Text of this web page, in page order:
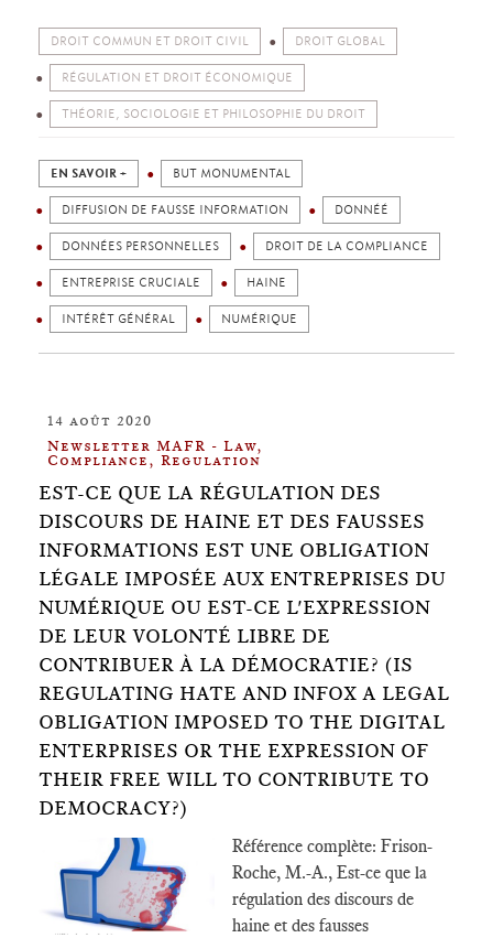
DROIT COMMUN ET DROIT CIVIL DROIT GLOBAL
RÉGULATION ET DROIT ÉCONOMIQUE
THÉORIE, SOCIOLOGIE ET PHILOSOPHIE DU DROIT
EN SAVOIR + BUT MONUMENTAL
DIFFUSION DE FAUSSE INFORMATION DONNÉÉ
DONNÉES PERSONNELLES DROIT DE LA COMPLIANCE
ENTREPRISE CRUCIALE HAINE
INTÉRÊT GÉNÉRAL NUMÉRIQUE
14 août 2020
Newsletter MAFR - Law,
Compliance, Regulation
EST-CE QUE LA RÉGULATION DES
DISCOURS DE HAINE ET DES FAUSSES
INFORMATIONS EST UNE OBLIGATION
LÉGALE IMPOSÉE AUX ENTREPRISES DU
NUMÉRIQUE OU EST-CE L'EXPRESSION
DE LEUR VOLONTÉ LIBRE DE
CONTRIBUER À LA DÉMOCRATIE? (IS
REGULATING HATE AND INFOX A LEGAL
OBLIGATION IMPOSED TO THE DIGITAL
ENTERPRISES OR THE EXPRESSION OF
THEIR FREE WILL TO CONTRIBUTE TO
DEMOCRACY?)
Référence complète: Frison-
Roche, M.-A., Est-ce que la
régulation des discours de
haine et des fausses